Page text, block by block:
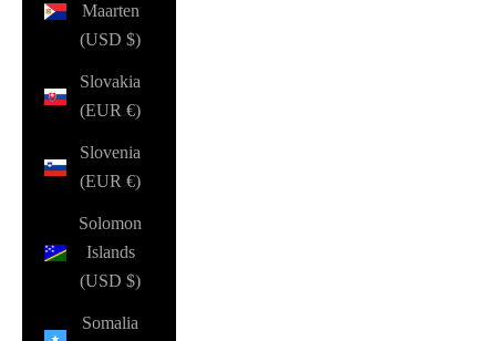
Maarten
(USD $)
Slovakia
(EUR €)
Slovenia
(EUR €)
Solomon
Islands
(USD $)
Somalia